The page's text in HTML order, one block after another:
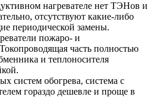
нагревателе нет ТЭНов и
отсутствуют какие-либо
периодической замены.
пожаро- и
часть полностью
и теплоносителя
систем обогрева, система с
гораздо дешевле и проще в